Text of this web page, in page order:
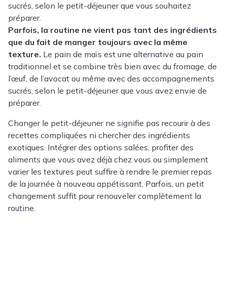
sucrés, selon le petit-déjeuner que vous souhaitez
préparer.
Parfois, la routine ne vient pas tant des ingrédients
que du fait de manger toujours avec la même
texture. Le pain de maïs est une alternative au pain
traditionnel et se combine très bien avec du fromage, de
l’œuf, de l’avocat ou même avec des accompagnements
sucrés, selon le petit-déjeuner que vous avez envie de
préparer.
Changer le petit-déjeuner ne signifie pas recourir à des
recettes compliquées ni chercher des ingrédients
exotiques. Intégrer des options salées, profiter des
aliments que vous avez déjà chez vous ou simplement
varier les textures peut suffire à rendre le premier repas
de la journée à nouveau appétissant. Parfois, un petit
changement suffit pour renouveler complètement la
routine.